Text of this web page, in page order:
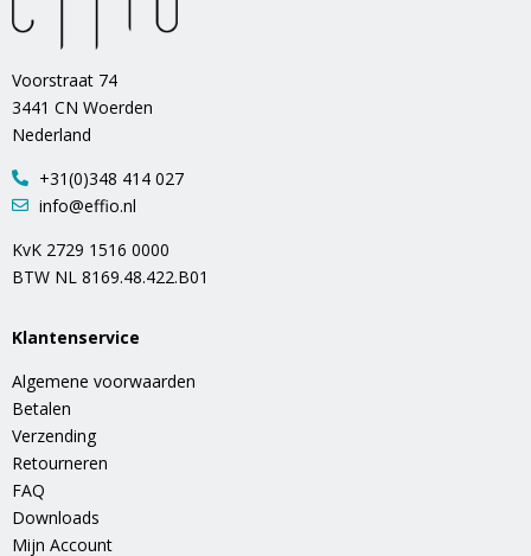
Voorstraat 74
3441 CN Woerden
Nederland
+31(0)348 414 027
info@effio.nl
KvK 2729 1516 0000
BTW NL 8169.48.422.B01
Klantenservice
Algemene voorwaarden
Betalen
Verzending
Retourneren
FAQ
Downloads
Mijn Account